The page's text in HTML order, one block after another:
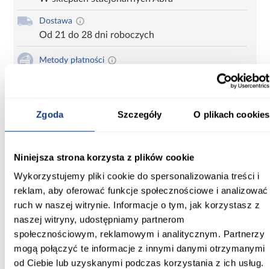
Zgoda Szczegóły O plikach cookies
Niniejsza strona korzysta z plików cookie
Wykorzystujemy pliki cookie do spersonalizowania treści i
reklam, aby oferować funkcje społecznościowe i analizować
ruch w naszej witrynie. Informacje o tym, jak korzystasz z
naszej witryny, udostępniamy partnerom
społecznościowym, reklamowym i analitycznym. Partnerzy
mogą połączyć te informacje z innymi danymi otrzymanymi
od Ciebie lub uzyskanymi podczas korzystania z ich usług.
Dostawa
Od 21 do 28 dni roboczych
Metody płatności
Zadzwoń i zamów
Drukuj
Oświetlenie do łóżka Melbourne
Zestaw dwóch lamp w kolorze czarnym pozwala stworzyć
wygodne miejsce do wieczornego czytania oraz podkreślić
nowoczesny charakter mebla. Klasa efektywności energetycznej
F.